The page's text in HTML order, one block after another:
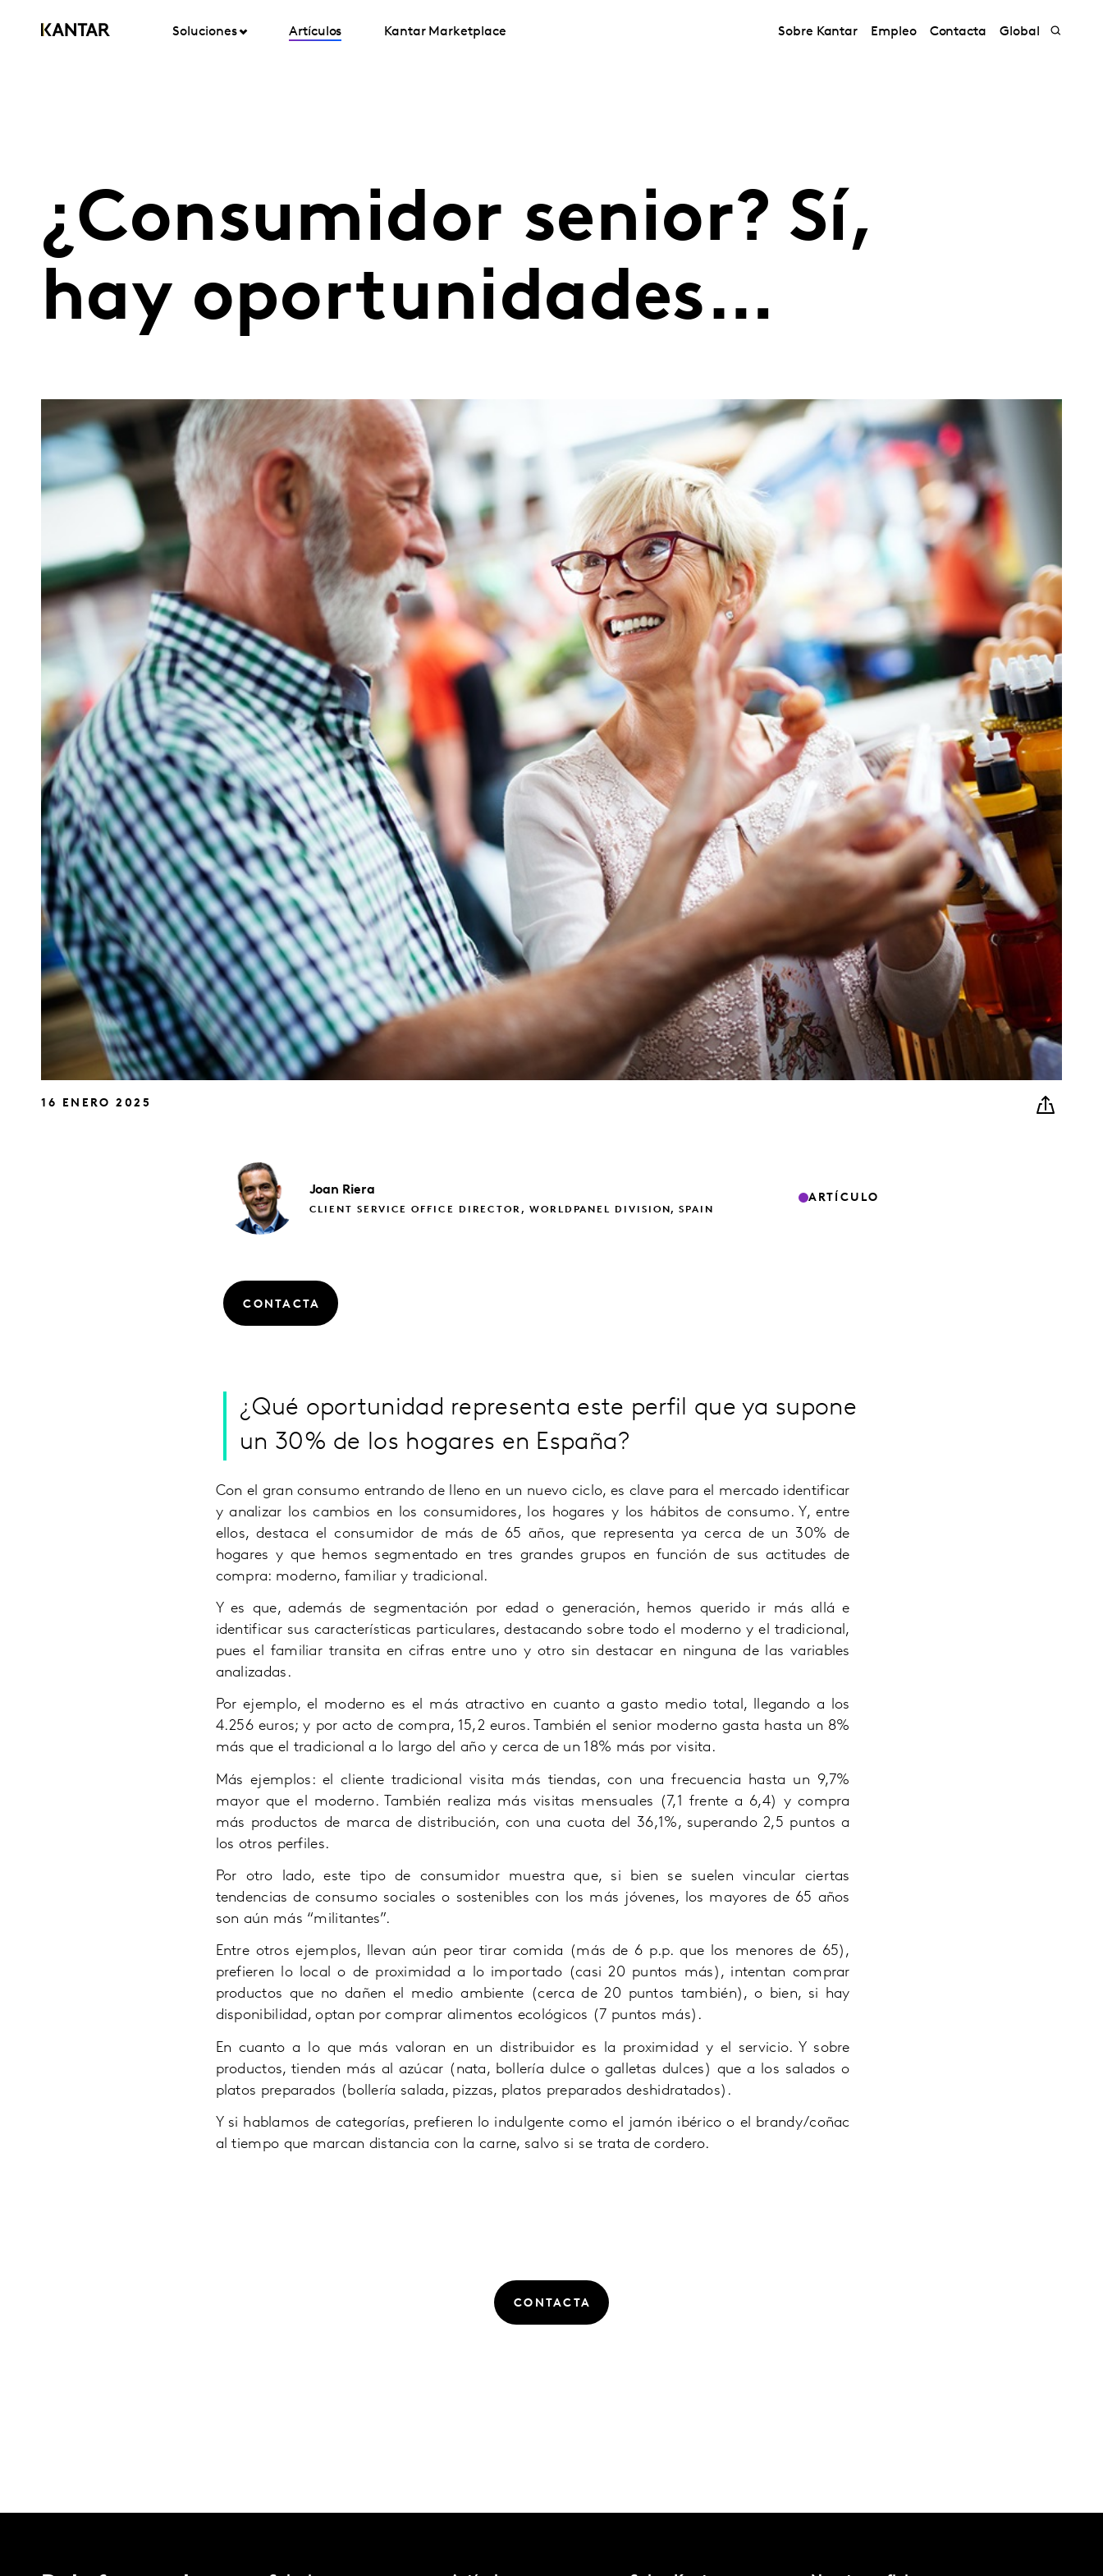
Soluciones Artículos Kantar Marketplace Sobre Kantar Empleo Contacta Global
¿Consumidor senior? Sí,
hay oportunidades…
16 ENERO 2025
Joan Riera
CLIENT SERVICE OFFICE DIRECTOR, WORLDPANEL DIVISION, SPAIN
ARTÍCULO
CONTACTA
¿Qué oportunidad representa este perfil que ya supone
un 30% de los hogares en España?
Con el gran consumo entrando de lleno en un nuevo ciclo, es clave para el mercado identificar
y analizar los cambios en los consumidores, los hogares y los hábitos de consumo. Y, entre
ellos, destaca el consumidor de más de 65 años, que representa ya cerca de un 30% de
hogares y que hemos segmentado en tres grandes grupos en función de sus actitudes de
compra: moderno, familiar y tradicional.
Y es que, además de segmentación por edad o generación, hemos querido ir más allá e
identificar sus características particulares, destacando sobre todo el moderno y el tradicional,
pues el familiar transita en cifras entre uno y otro sin destacar en ninguna de las variables
analizadas.
Por ejemplo, el moderno es el más atractivo en cuanto a gasto medio total, llegando a los
4.256 euros; y por acto de compra, 15,2 euros. También el senior moderno gasta hasta un 8%
más que el tradicional a lo largo del año y cerca de un 18% más por visita.
Más ejemplos: el cliente tradicional visita más tiendas, con una frecuencia hasta un 9,7%
mayor que el moderno. También realiza más visitas mensuales (7,1 frente a 6,4) y compra
más productos de marca de distribución, con una cuota del 36,1%, superando 2,5 puntos a
los otros perfiles.
Por otro lado, este tipo de consumidor muestra que, si bien se suelen vincular ciertas
tendencias de consumo sociales o sostenibles con los más jóvenes, los mayores de 65 años
son aún más “militantes”.
Entre otros ejemplos, llevan aún peor tirar comida (más de 6 p.p. que los menores de 65),
prefieren lo local o de proximidad a lo importado (casi 20 puntos más), intentan comprar
productos que no dañen el medio ambiente (cerca de 20 puntos también), o bien, si hay
disponibilidad, optan por comprar alimentos ecológicos (7 puntos más).
En cuanto a lo que más valoran en un distribuidor es la proximidad y el servicio. Y sobre
productos, tienden más al azúcar (nata, bollería dulce o galletas dulces) que a los salados o
platos preparados (bollería salada, pizzas, platos preparados deshidratados).
Y si hablamos de categorías, prefieren lo indulgente como el jamón ibérico o el brandy/coñac
al tiempo que marcan distancia con la carne, salvo si se trata de cordero.
CONTACTA